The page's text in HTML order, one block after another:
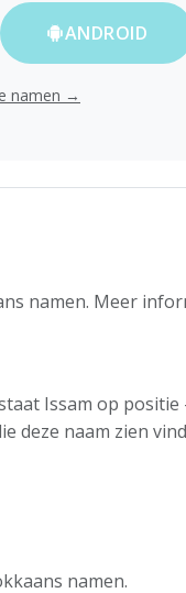
ANDROID
namen →
namen. Meer
Issam op positie
deze naam zien
namen.